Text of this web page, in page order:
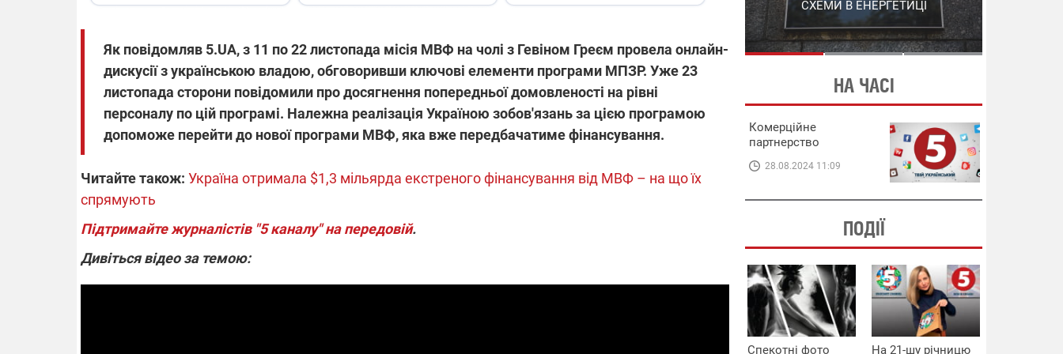
Як повідомляв 5.UA, з 11 по 22 листопада місія МВФ на чолі з Гевіном Греєм провела онлайн-
дискусії з українською владою, обговоривши ключові елементи програми МПЗР. Уже 23
листопада сторони повідомили про досягнення попередньої домовленості на рівні
персоналу по цій програмі. Належна реалізація Україною зобов'язань за цією програмою
допоможе перейти до нової програми МВФ, яка вже передбачатиме фінансування.
Читайте також: Україна отримала $1,3 мільярда екстреного фінансування від МВФ – на що їх
спрямують
Підтримайте журналістів "5 каналу" на передовій.
Дивіться відео за темою:
СХЕМИ В ЕНЕРГЕТИЦІ
ЕНЕРГЕТИЦІ
НА ЧАСІ
Комерційне
партнерство
28.08.2024 11:09
ПОДІЇ
Спекотні фото
На 21-шу річницю